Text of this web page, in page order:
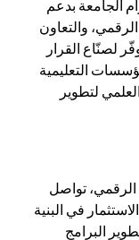
الجامعة بدعم
الرقمي، والتعاون
لصنّاع القرار
التعليمية
لتطوير
الرقمي، تواصل
في البنية
البرامج